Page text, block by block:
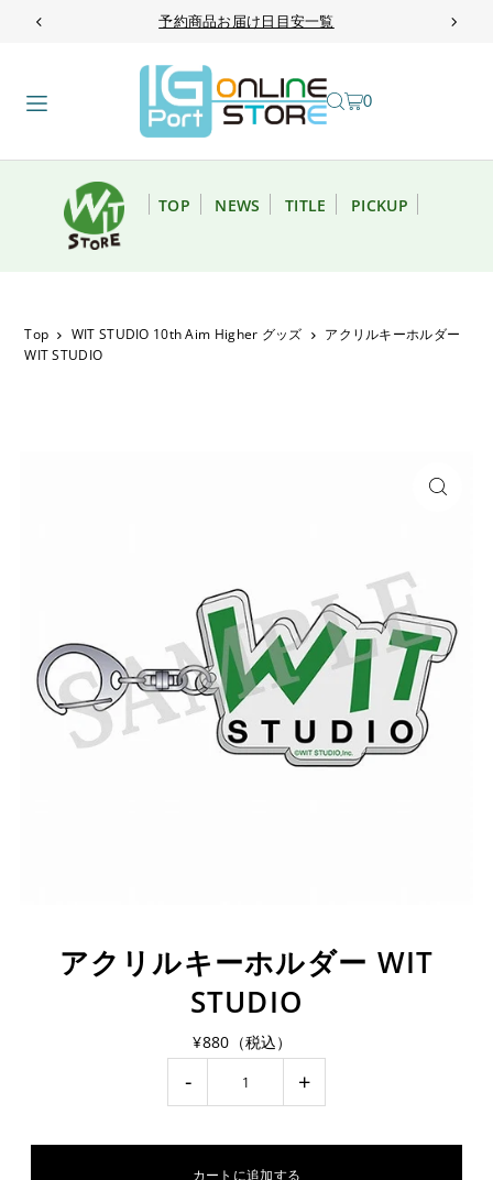
TRANSLATION MISSING: JA.ACCESSIBILITY.SKIP_TO_TEXT
予約商品お届け日目安一覧
0
TOP NEWS TITLE PICKUP
Top WIT STUDIO 10th Aim Higher グッズ
アクリルキーホルダー
WIT STUDIO
アクリルキーホルダー WIT
STUDIO
¥880（税込）
- +